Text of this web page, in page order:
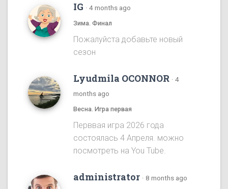
IG · 4 months ago
Зима. Финал
Пожалуйста добавьте новый
сезон
Lyudmila OCONNOR · 4
months ago
Весна. Игра первая
Перввая игра 2026 года
состоялась 4 Апреля. можно
посмотреть на You Tube.
administrator · 8 months ago